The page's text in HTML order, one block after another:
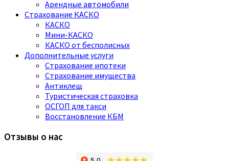
Арендные автомобили
Страхование КАСКО
КАСКО
Мини-КАСКО
КАСКО от бесполисных
Дополнительные услуги
Страхование ипотеки
Страхование имущества
Антиклещ
Туристическая страховка
ОСГОП для такси
Восстановление КБМ
Отзывы о нас